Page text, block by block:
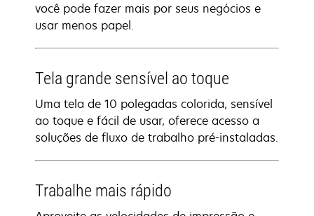
você pode fazer mais por seus negócios e
usar menos papel.
Tela grande sensível ao toque
Uma tela de 10 polegadas colorida, sensível
ao toque e fácil de usar, oferece acesso a
soluções de fluxo de trabalho pré-instaladas.
Trabalhe mais rápido